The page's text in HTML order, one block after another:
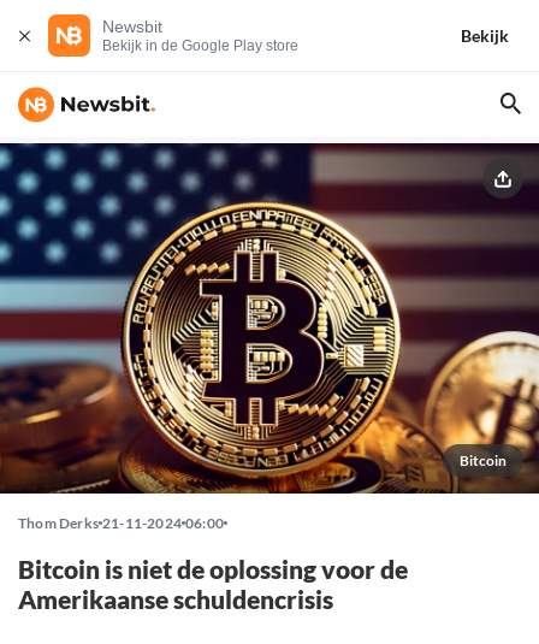
Newsbit
Bekijk in de Google Play store
Bekijk
Bitcoin
Thom Derks 21-11-2024 06:00
Bitcoin is niet de oplossing voor de
Amerikaanse schuldencrisis